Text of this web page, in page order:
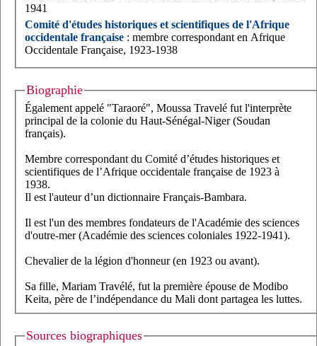
1941
Comité d'études historiques et scientifiques de l'Afrique
occidentale française : membre correspondant en Afrique
Occidentale Française, 1923-1938
Biographie
Également appelé "Taraoré", Moussa Travelé fut l'interprète
principal de la colonie du Haut-Sénégal-Niger (Soudan
français).
Membre correspondant du Comité d’études historiques et
scientifiques de l’Afrique occidentale française de 1923 à
1938.
Il est l'auteur d’un dictionnaire Français-Bambara.
Il est l'un des membres fondateurs de l'Académie des sciences
d'outre-mer (Académie des sciences coloniales 1922-1941).
Chevalier de la légion d'honneur (en 1923 ou avant).
Sa fille, Mariam Travélé, fut la première épouse de Modibo
Keita, père de l’indépendance du Mali dont partagea les luttes.
Sources biographiques